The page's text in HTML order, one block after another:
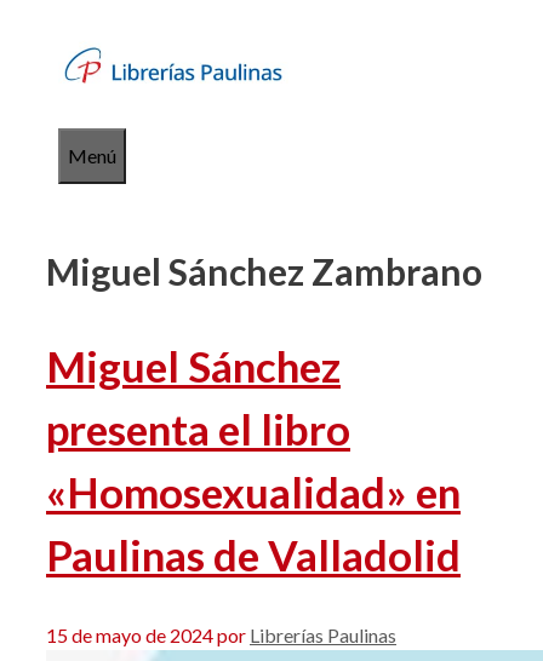
contenido
Menú
Miguel Sánchez Zambrano
Miguel Sánchez
presenta el libro
«Homosexualidad» en
Paulinas de Valladolid
15 de mayo de 2024por Librerías Paulinas